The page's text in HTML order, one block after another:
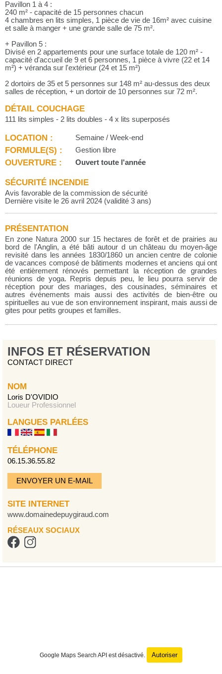
Pavillon 1 à 4 :
240 m² - capacité de 15 personnes chacun
4 chambres en lits simples, 1 pièce de vie de 16m² avec cuisine
et salle à manger + une grande salle de 75 m².
+ Pavillon 5 :
Divisé en 2 appartements pour une surface totale de 120 m² -
capacité d'accueil de 9 et 6 personnes, 1 pièce à vivre (22 et 14
m²) + véranda sur l'extérieur (24 et 15 m²)
2 dortoirs de 35 et 5 personnes sur 148 m² au-dessus des deux
salles de réception, + un dortoir de 10 personnes sur 72 m².
DÉTAIL COUCHAGE
111 lits simples - 2 lits doubles - 4 x lits superposés
LOCATION : Semaine / Week-end
FORMULE(S) : Gestion libre
OUVERTURE : Ouvert toute l'année
SÉCURITÉ INCENDIE
Avis favorable de la commission de sécurité
Dernière visite le 26 avril 2024 (validité 3 ans)
PRÉSENTATION
En zone Natura 2000 sur 15 hectares de forêt et de prairies au
bord de l'Anglin, a été bâti autour d un château du moyen-âge
revisité dans les années 1830/1860 un ancien centre de colonie
de vacances composé de bâtiments modernes et anciens qui ont
été entièrement rénovés permettant la réception de grandes
réunions de yoga. Repris depuis peu, le lieu pourra servir de
réception pour des mariages, des cousinades, séminaires et
autres événements mais aussi des activités de bien-être ou
spirituelles au vue de son environnement inspirant, mais aussi de
gites pour petits groupes et familles.
INFOS ET RÉSERVATION
CONTACT DIRECT
NOM
Loris D'OVIDIO
Loueur Professionnel
LANGUES PARLÉES
TÉLÉPHONE
06.15.36.55.82
ENVOYER UN E-MAIL
SITE INTERNET
www.domainedepuygiraud.com
RÉSEAUX SOCIAUX
Google Maps Search API est désactivé. Autoriser